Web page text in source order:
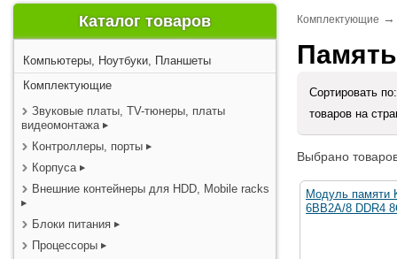
Каталог товаров
Компьютеры, Ноутбуки, Планшеты
Комплектующие
Звуковые платы, TV-тюнеры, платы
видеомонтажа
Контроллеры, порты
Корпуса
Внешние контейнеры для HDD, Mobile racks
Блоки питания
Процессоры
Комплектующие →
Сортировать
товаров на
Выбрано
Модуль памяти
6BB2A/8 DDR4